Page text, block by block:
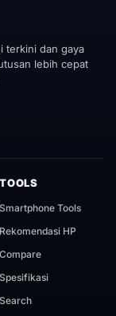
terkini dan gaya
lebih cepat
TOOLS
Smartphone Tools
Rekomendasi HP
Compare
Spesifikasi
Search